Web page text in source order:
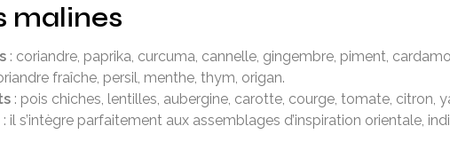
malines
: coriandre, paprika, curcuma, cannelle, gingembre, piment,
fraîche, persil, menthe, thym, origan.
: pois chiches, lentilles, aubergine, carotte, courge, tomate, citron,
: il s’intègre parfaitement aux assemblages d’inspiration orientale,